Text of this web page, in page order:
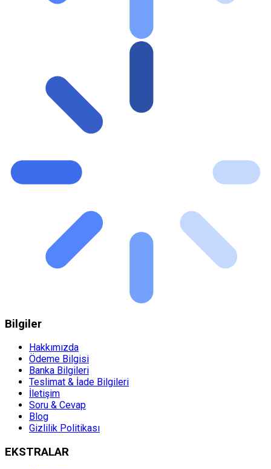
Bilgiler
Hakkımızda
Ödeme Bilgisi
Banka Bilgileri
Teslimat & İade Bilgileri
İletişim
Soru & Cevap
Blog
Gizlilik Politikası
EKSTRALAR